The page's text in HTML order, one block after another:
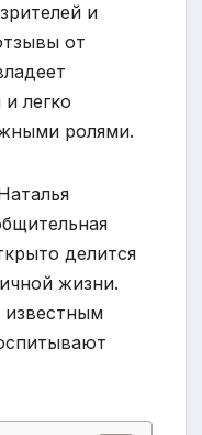
и
от
легко
ролями.
делится
жизни.
известным